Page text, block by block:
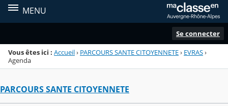
MENU
Se connecter
Vous êtes ici : Accueil› PARCOURS SANTE CITOYENNETE› EVRAS›
Agenda
PARCOURS SANTE CITOYENNETE